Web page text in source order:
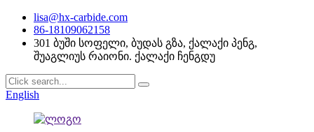
lisa@hx-carbide.com
86-18109062158
301 ბუში სოფელი, ბუდას გზა, ქალაქი პენგ,
შუაგლიუს რაიონი. ქალაქი ჩენგდუ
English